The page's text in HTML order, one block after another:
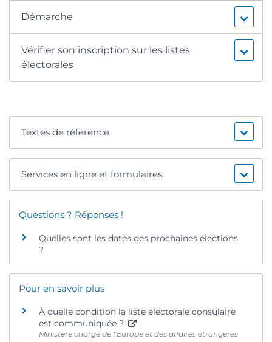
Démarche
Vérifier son inscription sur les listes
électorales
Textes de référence
Services en ligne et formulaires
Questions ? Réponses !
Quelles sont les dates des prochaines élections
?
Pour en savoir plus
À quelle condition la liste électorale consulaire
est communiquée ?
Ministère chargé de l’Europe et des affaires étrangères